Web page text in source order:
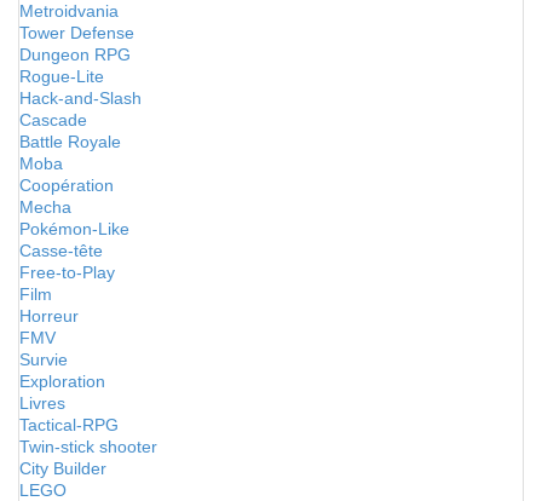
Metroidvania
Tower Defense
Dungeon RPG
Rogue-Lite
Hack-and-Slash
Cascade
Battle Royale
Moba
Coopération
Mecha
Pokémon-Like
Casse-tête
Free-to-Play
Film
Horreur
FMV
Survie
Exploration
Livres
Tactical-RPG
Twin-stick shooter
City Builder
LEGO